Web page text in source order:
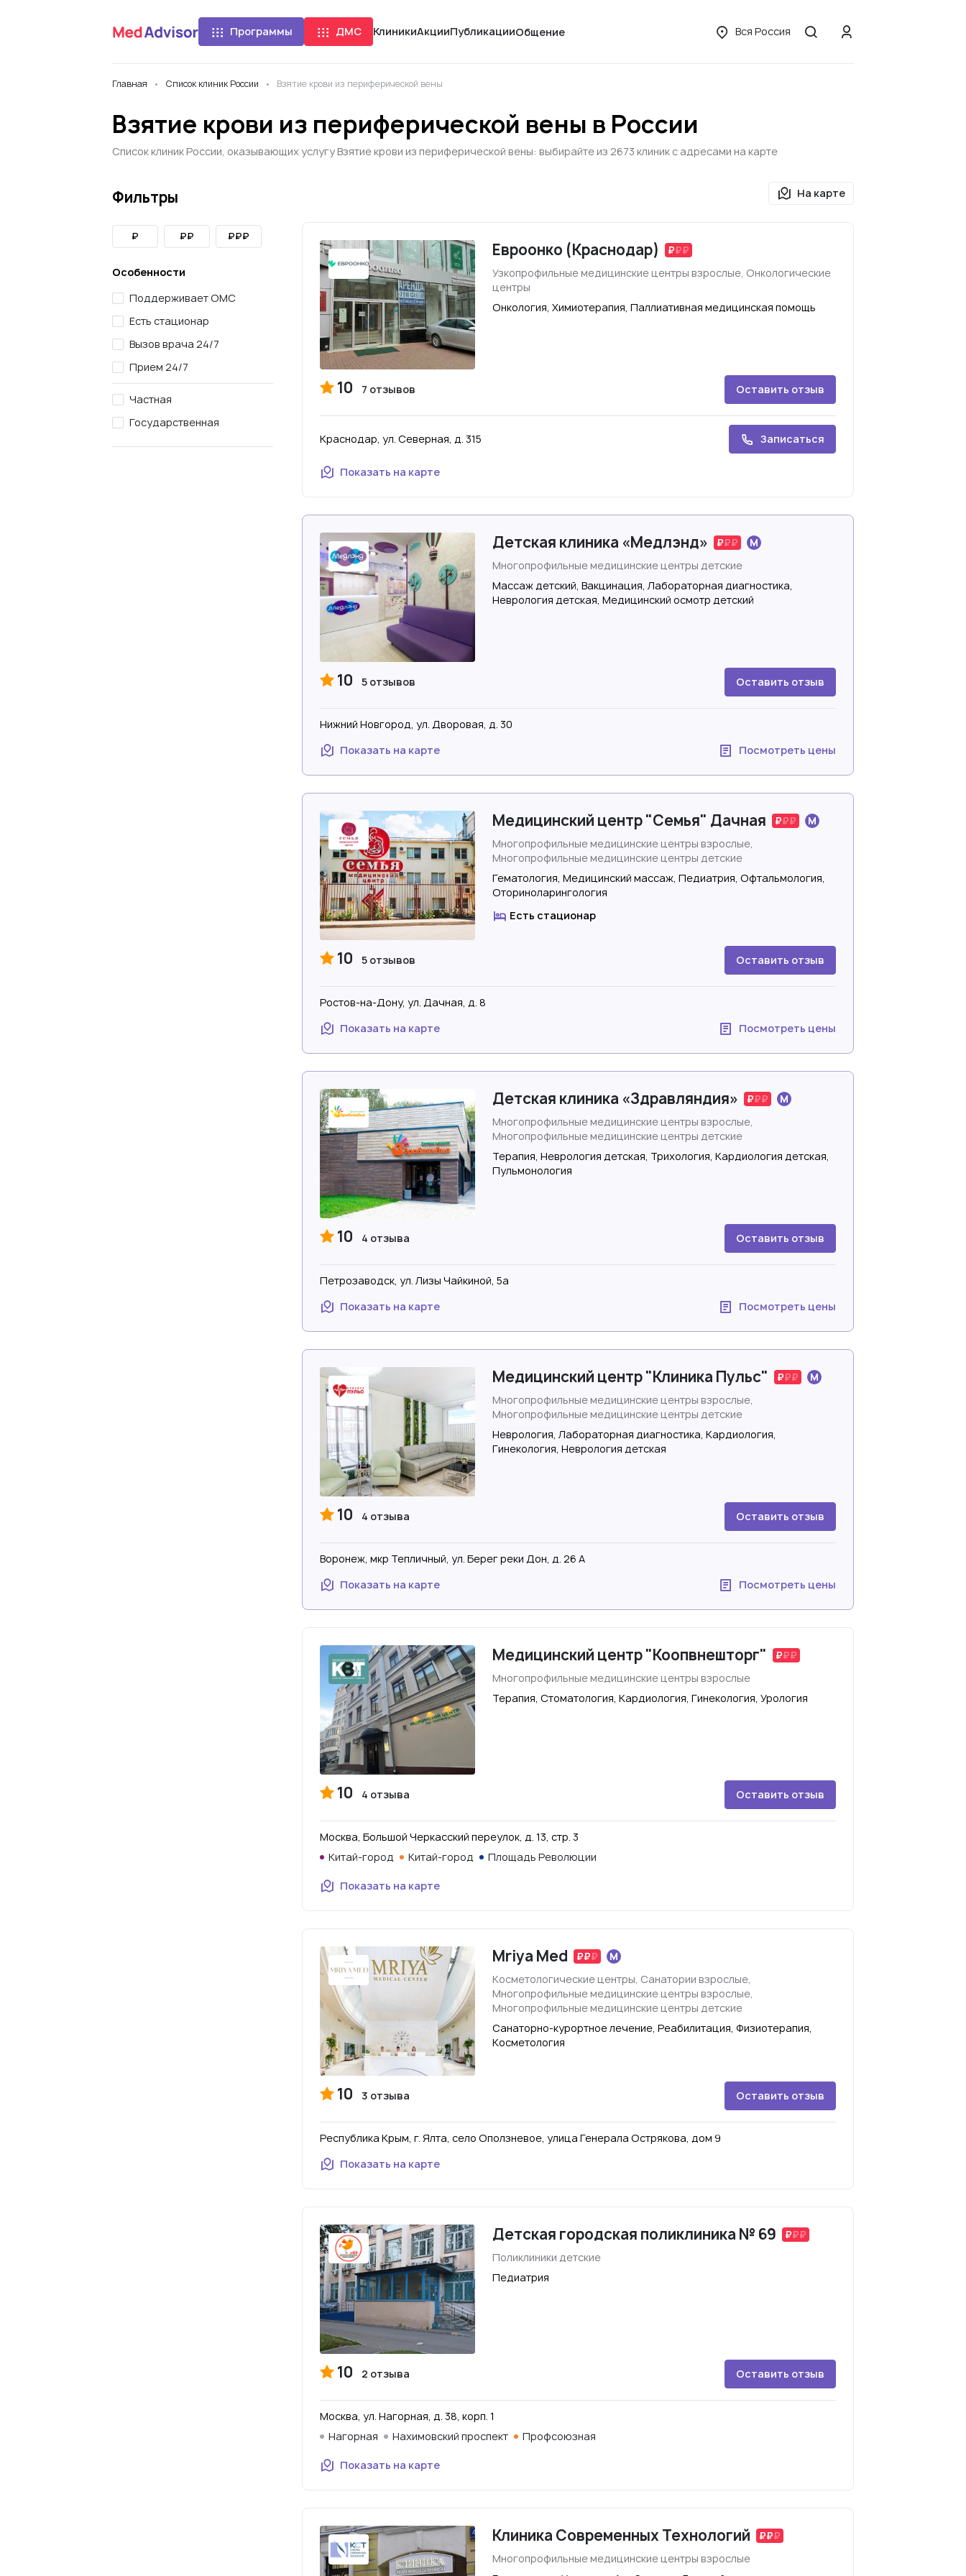
Программы ДМС КлиникиАкцииПубликацииОбщение Вся Россия
Главная Список клиник России Взятие крови из периферической вены
Взятие крови из периферической вены в России
Список клиник России, оказывающих услугу Взятие крови из периферической вены: выбирайте из 2673 клиник с адресами на карте
Фильтры
₽ ₽₽ ₽₽₽
Особенности
Поддерживает ОМС
Есть стационар
Вызов врача 24/7
Прием 24/7
Частная
Государственная
На карте
Евроонко (Краснодар)
Узкопрофильные медицинские центры взрослые, Онкологические
центры
Онкология, Химиотерапия, Паллиативная медицинская помощь
10 7 отзывов Оставить отзыв
Краснодар, ул. Северная, д. 315 Записаться
Показать на карте
Детская клиника «Медлэнд»
Многопрофильные медицинские центры детские
Массаж детский, Вакцинация, Лабораторная диагностика,
Неврология детская, Медицинский осмотр детский
10 5 отзывов Оставить отзыв
Нижний Новгород, ул. Дворовая, д. 30
Показать на карте
Посмотреть цены
Медицинский центр "Семья" Дачная
Многопрофильные медицинские центры взрослые,
Многопрофильные медицинские центры детские
Гематология, Медицинский массаж, Педиатрия, Офтальмология,
Оториноларингология
Есть стационар
10 5 отзывов Оставить отзыв
Ростов-на-Дону, ул. Дачная, д. 8
Показать на карте
Посмотреть цены
Детская клиника «Здравляндия»
Многопрофильные медицинские центры взрослые,
Многопрофильные медицинские центры детские
Терапия, Неврология детская, Трихология, Кардиология детская,
Пульмонология
10 4 отзыва Оставить отзыв
Петрозаводск, ул. Лизы Чайкиной, 5а
Показать на карте
Посмотреть цены
Медицинский центр "Клиника Пульс"
Многопрофильные медицинские центры взрослые,
Многопрофильные медицинские центры детские
Неврология, Лабораторная диагностика, Кардиология,
Гинекология, Неврология детская
10 4 отзыва Оставить отзыв
Воронеж, мкр Тепличный, ул. Берег реки Дон, д. 26 А
Показать на карте
Посмотреть цены
Медицинский центр "Коопвнешторг"
Многопрофильные медицинские центры взрослые
Терапия, Стоматология, Кардиология, Гинекология, Урология
10 4 отзыва Оставить отзыв
Москва, Большой Черкасский переулок, д. 13, стр. 3
Китай-город
Китай-город Площадь Революции
Показать на карте
Mriya Med
Косметологические центры, Санатории взрослые,
Многопрофильные медицинские центры взрослые,
Многопрофильные медицинские центры детские
Санаторно-курортное лечение, Реабилитация, Физиотерапия,
Косметология
10 3 отзыва Оставить отзыв
Республика Крым, г. Ялта, село Оползневое, улица Генерала Острякова, дом 9
Показать на карте
Детская городская поликлиника № 69
Поликлиники детские
Педиатрия
10 2 отзыва Оставить отзыв
Москва, ул. Нагорная, д. 38, корп. 1
Нагорная
Нахимовский проспект Профсоюзная
Показать на карте
Клиника Современных Технологий
Многопрофильные медицинские центры взрослые